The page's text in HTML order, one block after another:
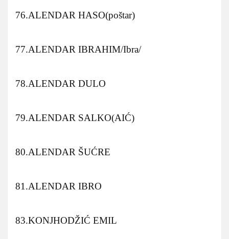
76.ALENDAR HASO(poštar)
77.ALENDAR IBRAHIM/Ibra/
78.ALENDAR DULO
79.ALENDAR SALKO(AIĆ)
80.ALENDAR ŠUĆRE
81.ALENDAR IBRO
83.KONJHODŽIĆ EMIL